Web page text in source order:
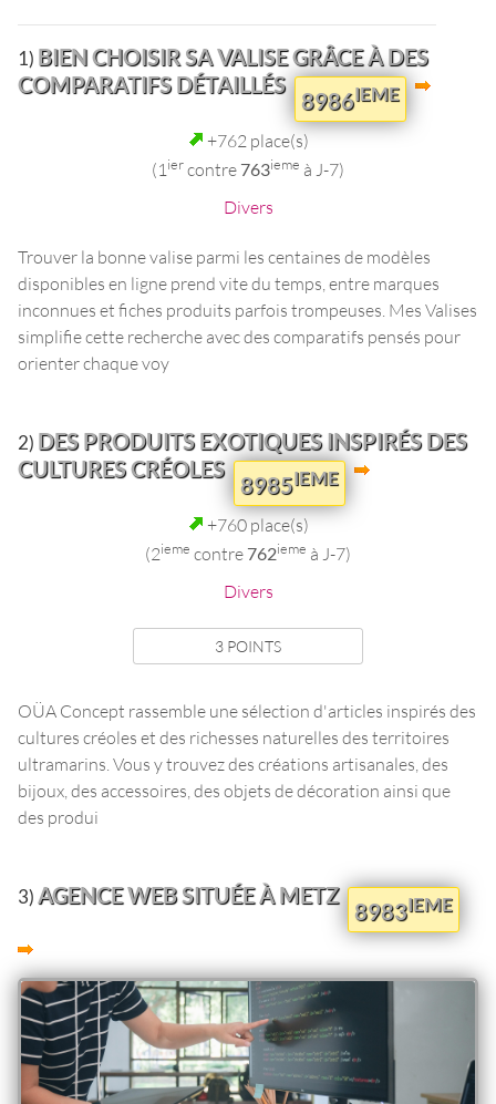
1) BIEN CHOISIR SA VALISE GRÂCE À DES
COMPARATIFS DÉTAILLÉS
8986IEME
+762 place(s)
(1 iercontre 763ieme à J-7)
Divers
Trouver la bonne valise parmi les centaines de modèles
disponibles en ligne prend vite du temps, entre marques
inconnues et fiches produits parfois trompeuses. Mes Valises
simplifie cette recherche avec des comparatifs pensés pour
orienter chaque voy
2) DES PRODUITS EXOTIQUES INSPIRÉS DES
CULTURES CRÉOLES
8985IEME
+760 place(s)
(2ieme contre 762ieme à J-7)
Divers
3 POINTS
OÜA Concept rassemble une sélection d'articles inspirés des
cultures créoles et des richesses naturelles des territoires
ultramarins. Vous y trouvez des créations artisanales, des
bijoux, des accessoires, des objets de décoration ainsi que
des produi
3)AGENCE WEB SITUÉE À METZ
8983IEME